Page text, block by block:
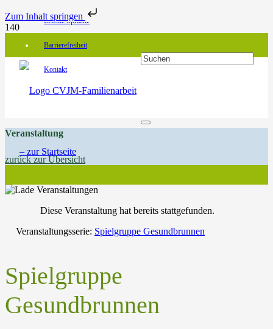
Zum Inhalt springen
Leichte Sprache
Barrierefreiheit
Kontakt
Veranstaltung
zurück zur Übersicht
Diese Veranstaltung hat bereits stattgefunden.
Veranstaltungsserie: Spielgruppe Gesundbrunnen
Spielgruppe
Gesundbrunnen